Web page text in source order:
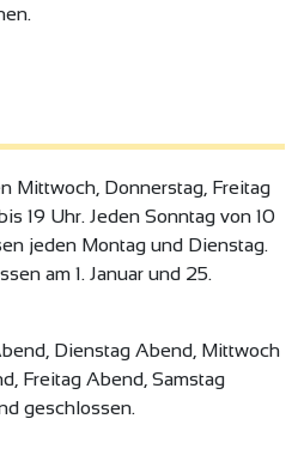
Schiefertafel mit Wurst und
oder auch als pädagogische
Weinprobe - Sie haben
abzurunden, lassen Sie sich
entdecken Sie die Geheimnisse
Terroirs!
Mittwoch, Donnerstag, Freitag
19 Uhr. Jeden Sonntag von 10
jeden Montag und Dienstag.
am 1. Januar und 25.
Dienstag Abend, Mittwoch
Freitag Abend, Samstag
geschlossen.